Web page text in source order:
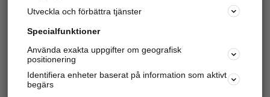
Varje vecka besöker du och4 miljoner
andra
härliga användare oss för att hitta rätt lokal
information om företag, privatpersoner och
platser.
Utveckla och förbättra tjänster
Specialfunktioner
Använda exakta uppgifter om geografisk
positionering
Identifiera enheter baserat på information som aktivt
begärs